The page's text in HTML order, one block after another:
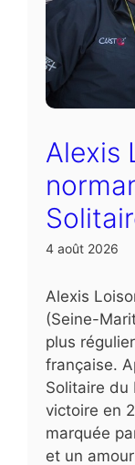
Alexis
4 août 2026
Alexis
(Seine-
plus
française.
Solitaire du
victoire en
marquée
et un